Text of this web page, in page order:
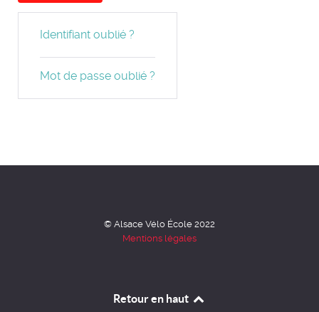
Identifiant oublié ?
Mot de passe oublié ?
© Alsace Vélo École 2022
Mentions légales
Retour en haut